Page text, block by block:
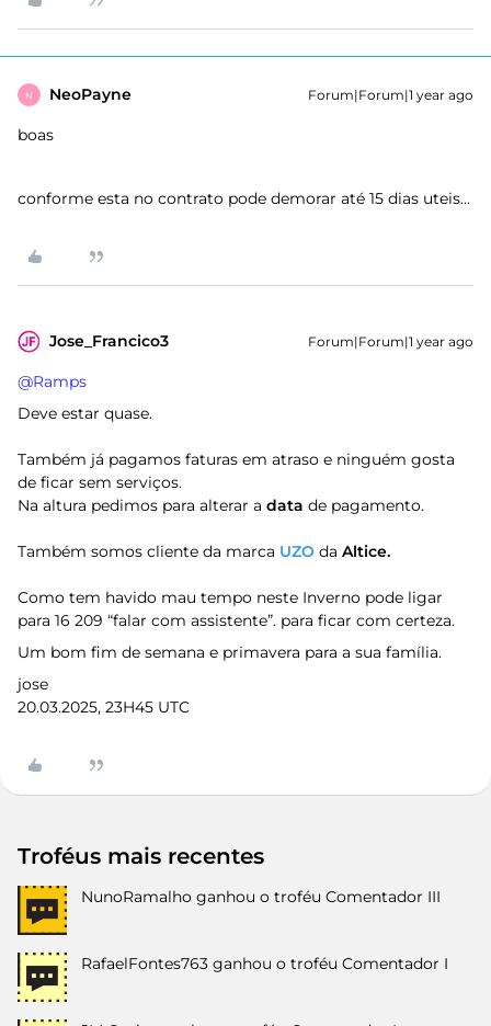
N NeoPayne Forum|Forum|1 year ago
boas
conforme esta no contrato pode demorar até 15 dias uteis...
Jose_Francico3 Forum|Forum|1 year ago
@Ramps
Deve estar quase.
Também já pagamos faturas em atraso e ninguém gosta
de ficar sem serviços.
Na altura pedimos para alterar a data de pagamento.
Também somos cliente da marca UZO da Altice.
Como tem havido mau tempo neste Inverno pode ligar
para 16 209 “falar com assistente”. para ficar com certeza.
Um bom fim de semana e primavera para a sua família.
jose
20.03.2025, 23H45 UTC
Troféus mais recentes
NunoRamalho ganhou o troféu Comentador III
RafaelFontes763 ganhou o troféu Comentador I